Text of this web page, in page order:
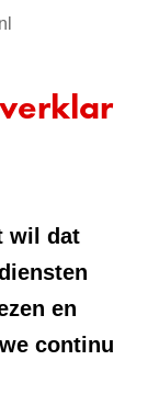
wil dat
en
continu